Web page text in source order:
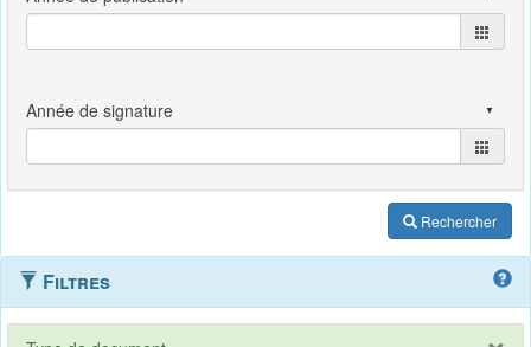
Rechercher
Filtres